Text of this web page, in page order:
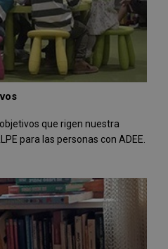
que rigen nuestra
para las personas con ADEE.